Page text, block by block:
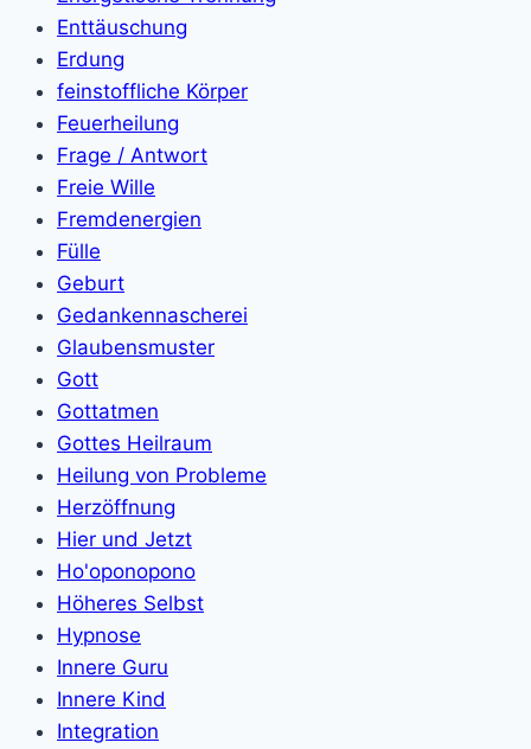
Enttäuschung
Erdung
feinstoffliche Körper
Feuerheilung
Frage / Antwort
Freie Wille
Fremdenergien
Fülle
Geburt
Gedankennascherei
Glaubensmuster
Gott
Gottatmen
Gottes Heilraum
Heilung von Probleme
Herzöffnung
Hier und Jetzt
Ho'oponopono
Höheres Selbst
Hypnose
Innere Guru
Innere Kind
Integration